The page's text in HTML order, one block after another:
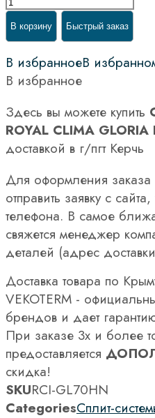
В корзину Быстрый заказ
В избранноеВ
В избранное
Здесь вы можете купить
ROYAL CLIMA GLORIA
доставкой в г/пгт Керчь
Для оформления заказа
отправить заявку с
телефона. В самое
свяжется менеджер
деталей (адрес
Доставка товара по
VEKOTERM -
брендов и дает
При заказе 3х и более
предоставляется
скидка!
SKURCI-GL70HN
CategoriesСплит-